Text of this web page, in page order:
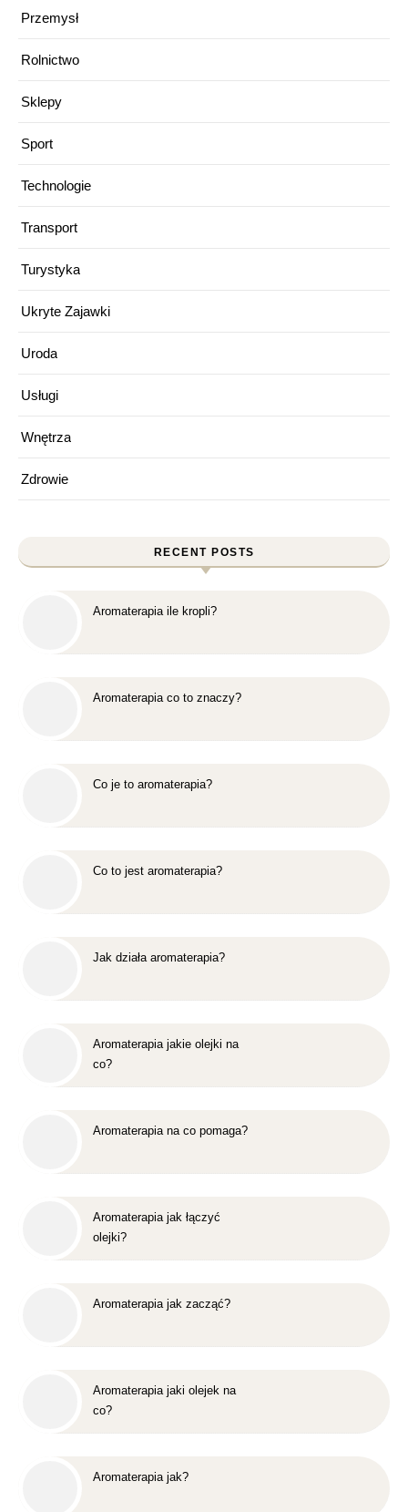
Przemysł
Rolnictwo
Sklepy
Sport
Technologie
Transport
Turystyka
Ukryte Zajawki
Uroda
Usługi
Wnętrza
Zdrowie
RECENT POSTS
Aromaterapia ile kropli?
Aromaterapia co to znaczy?
Co je to aromaterapia?
Co to jest aromaterapia?
Jak działa aromaterapia?
Aromaterapia jakie olejki na
co?
Aromaterapia na co pomaga?
Aromaterapia jak łączyć
olejki?
Aromaterapia jak zacząć?
Aromaterapia jaki olejek na
co?
Aromaterapia jak?